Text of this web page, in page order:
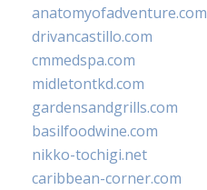
anatomyofadventure.com
drivancastillo.com
cmmedspa.com
midletontkd.com
gardensandgrills.com
basilfoodwine.com
nikko-tochigi.net
caribbean-corner.com